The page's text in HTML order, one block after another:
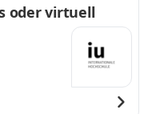
oder virtuell